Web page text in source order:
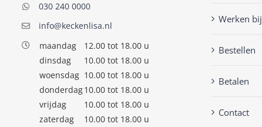
030 240 0000
info@keckenlisa.nl
maandag
12.00 tot 18.00 u
dinsdag
10.00 tot 18.00 u
woensdag 10.00 tot 18.00 u
donderdag10.00 tot 18.00 u
vrijdag
10.00 tot 18.00 u
zaterdag
10.00 tot 18.00 u
Werken bij
Bestellen
Betalen
Contact